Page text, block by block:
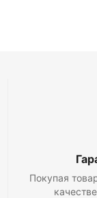
Покупая